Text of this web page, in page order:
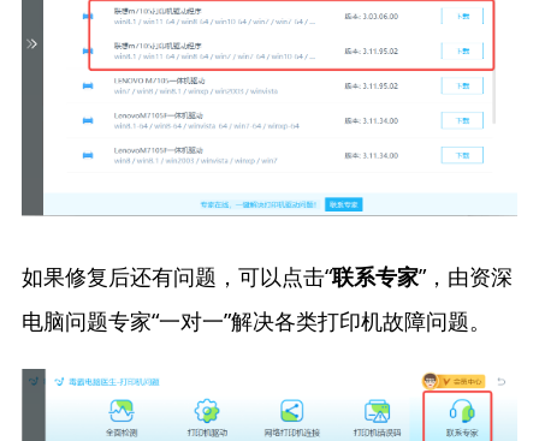
如果修复后还有问题，可以点击“联系专家”，由资深
电脑问题专家“一对一”解决各类打印机故障问题。